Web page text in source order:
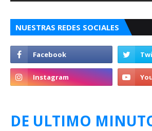
NUESTRAS REDES SOCIALES
DE ULTIMO